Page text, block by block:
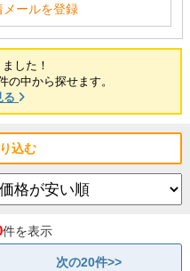
ールを登録
した！
の中から探せます。
る
込む
件を表示
次の20件>>